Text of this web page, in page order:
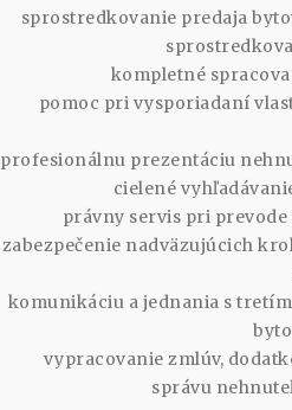
sprostredkovanie predaja
kompletné
pomoc pri vysporiadaní
profesionálnu prezentáciu
cielené
právny servis pri
zabezpečenie nadväzujúcich
komunikáciu a jednania s
vypracovanie zmlúv,
správu